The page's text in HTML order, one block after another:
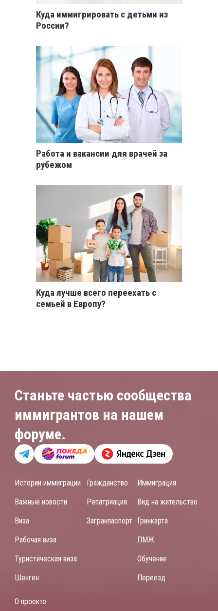
Куда иммигрировать с детьми из
России?
Работа и вакансии для врачей за
рубежом
Куда лучше всего переехать с
семьей в Европу?
Станьте частью сообщества
иммигрантов на нашем
форуме.
Истории иммиграции
Важные новости
Виза
Рабочая виза
Туристическая виза
Шенген
Гражданство
Репатриация
Загранпаспорт
Иммиграция
Вид на жительство
Гринкарта
ПМЖ
Обучение
Переезд
О проекте